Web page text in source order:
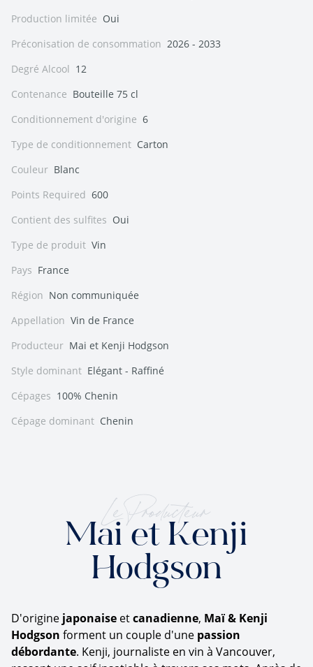
Production limitée Oui
Préconisation de consommation 2026 - 2033
Degré Alcool 12
Contenance Bouteille 75 cl
Conditionnement d'origine 6
Type de conditionnement Carton
Couleur Blanc
Points Required 600
Contient des sulfites Oui
Type de produit Vin
Pays France
Région Non communiquée
Appellation Vin de France
Producteur Mai et Kenji Hodgson
Style dominant Elégant - Raffiné
Cépages 100% Chenin
Cépage dominant Chenin
Le Producteur
Mai et Kenji
Hodgson
D'origine japonaise etcanadienne, Maï & Kenji
Hodgson forment un couple d'une passion
débordante. Kenji, journaliste en vin à Vancouver,